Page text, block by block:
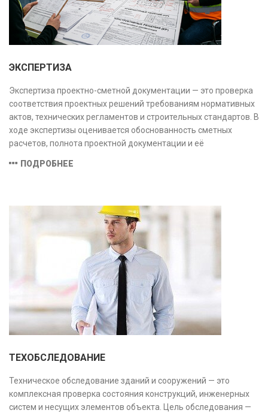
ЭКСПЕРТИЗА
Экспертиза проектно-сметной документации — это проверка
соответствия проектных решений требованиям нормативных
актов, технических регламентов и строительных стандартов. В
ходе экспертизы оценивается обоснованность сметных
расчетов, полнота проектной документации и её
предотвратить ошибки на этапе строительства и
ПОДРОБНЕЕ
ТЕХОБСЛЕДОВАНИЕ
Техническое обследование зданий и сооружений — это
комплексная проверка состояния конструкций, инженерных
систем и несущих элементов объекта. Цель обследования —